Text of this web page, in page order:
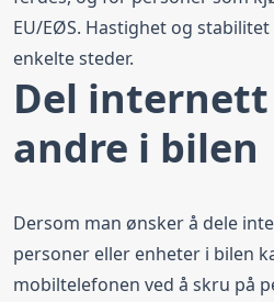
EU/EØS. Hastighet og
enkelte steder.
Del internett
andre i bilen
Dersom man ønsker å dele
personer eller enheter i bilen
mobiltelefonen ved å skru på